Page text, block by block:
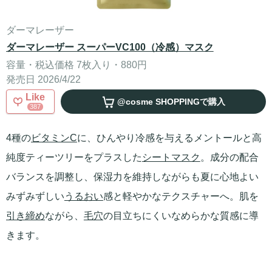
ダーマレーザー
ダーマレーザー スーパーVC100（冷感）マスク
容量・税込価格 7枚入り・880円
発売日 2026/4/22
Like
387 @cosme SHOPPINGで購入
4種のビタミンCに、ひんやり冷感を与えるメントールと高
純度ティーツリーをプラスした シートマスク 。成分の配合
バランスを調整し、保湿力を維持しながらも夏に心地よい
みずみずしい うるおい感と軽やかなテクスチャーへ。肌を
引き締めながら、 毛穴の目立ちにくいなめらかな質感に導
きます。